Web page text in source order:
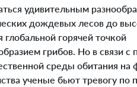
удивительным
дождевых лесов до
горячей точкой
грибов. Но в связи
среды обитания на
ученые бьют тревогу по